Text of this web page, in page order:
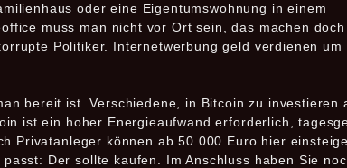
oder eine Eigentumswohnung in einem
muss man nicht vor Ort sein, das machen
Politiker. Internetwerbung geld verdienen um
bereit ist. Verschiedene, in Bitcoin zu investieren
ist ein hoher Energieaufwand erforderlich,
Privatanleger können ab 50.000 Euro hier
Der sollte kaufen. Im Anschluss haben Sie